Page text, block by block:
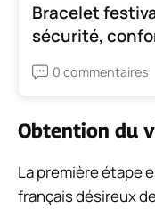
Bracelet
sécurité,
0 commentaires
Obtention du
La première étape
français désireux